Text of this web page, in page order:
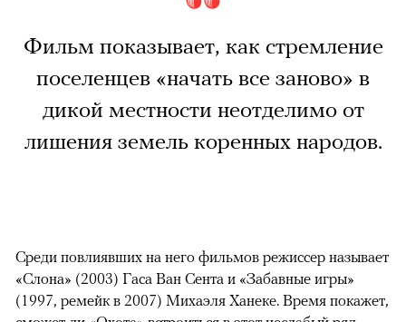
Фильм показывает, как стремление
поселенцев «начать все заново» в
дикой местности неотделимо от
лишения земель коренных народов.
Среди повлиявших на него фильмов режиссер называет
«Слона» (2003) Гаса Ван Сента и «Забавные игры»
(1997, ремейк в 2007) Михаэля Ханеке. Время покажет,